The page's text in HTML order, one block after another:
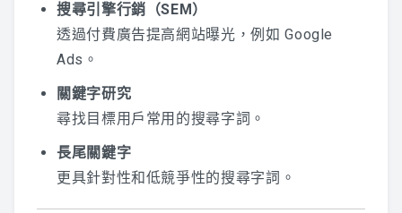
搜尋引擎行銷（SEM）
透過付費廣告提高網站曝光，例如 Google
Ads。
關鍵字研究
尋找目標用戶常用的搜尋字詞。
長尾關鍵字
更具針對性和低競爭性的搜尋字詞。